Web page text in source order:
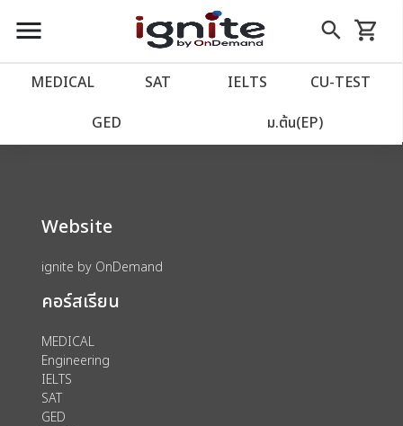
close
account_balance หน้าแรก
เว็บไซต์อิกไนท์
import_contacts วางแผนการเรียน
account_circle เข้าสู่ระบบ
assignment ลงทะเบียน
menu search
Skip
to
shopping_cart
รถเข็น
MEDICAL SAT IELTS CU‑TEST
GED ม.ต้น(EP)
We could not find anything for 80002040
Website
ignite by OnDemand
คอร์สเรียน
MEDICAL
Engineering
IELTS
SAT
GED